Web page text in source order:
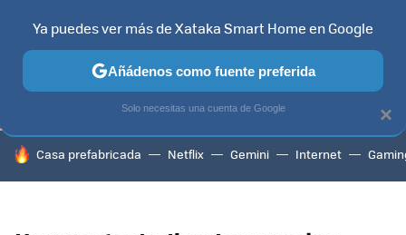
TELEVISORES CONTENIDOS SMART TV SELECCIÓN
HOY SE HABLA DE
Casa prefabricada Netflix Gemini Internet
×
Ya puedes ver más de Xataka Smart Home en Google
Añádenos como fuente preferida
Solo necesitas una cuenta de Google